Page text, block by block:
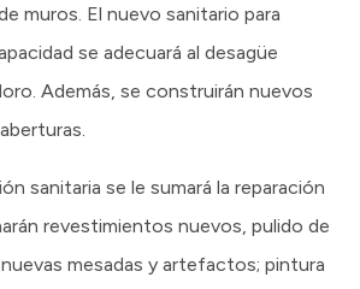
muros. El nuevo sanitario para
se adecuará al desagüe
Además, se construirán nuevos
sanitaria se le sumará la reparación
revestimientos nuevos, pulido de
mesadas y artefactos; pintura